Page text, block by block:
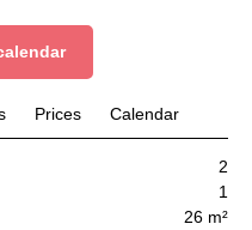
Prices Calendar
2
1
26 m²